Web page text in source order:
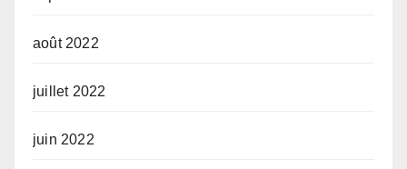
août 2022
juillet 2022
juin 2022